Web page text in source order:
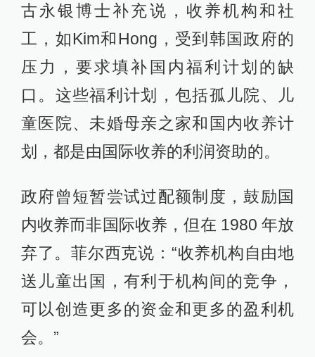
古永银博士补充说，收养机构和社
工，如Kim和Hong，受到韩国政府的
压力，要求填补国内福利计划的缺
口。这些福利计划，包括孤儿院、儿
童医院、未婚母亲之家和国内收养计
划，都是由国际收养的利润资助的。
政府曾短暂尝试过配额制度，鼓励国
内收养而非国际收养，但在 1980 年放
弃了。菲尔西克说：“收养机构自由地
送儿童出国，有利于机构间的竞争，
可以创造更多的资金和更多的盈利机
会。”